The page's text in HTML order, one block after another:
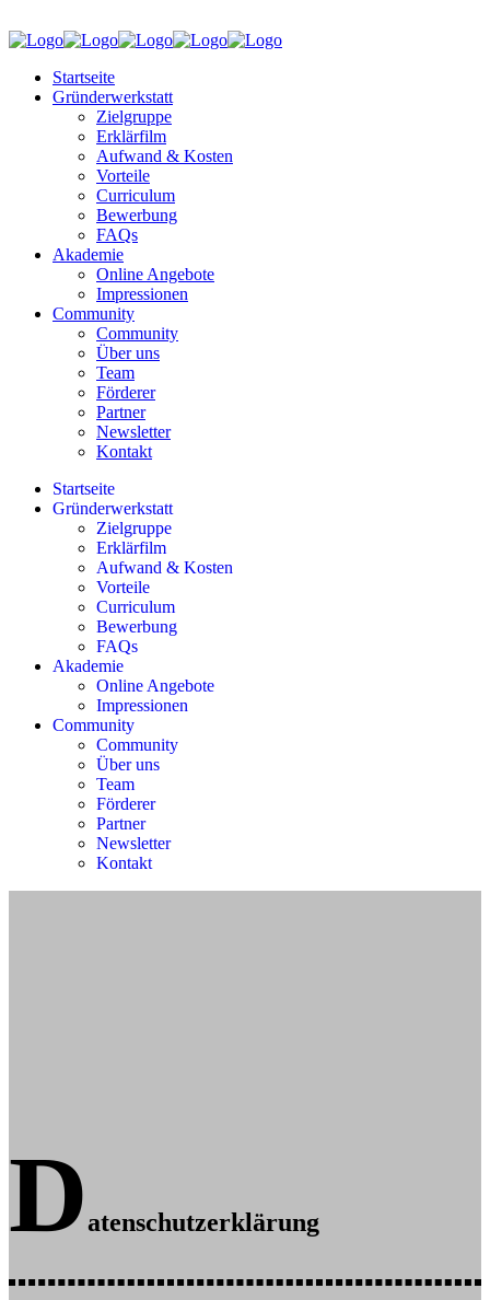
Startseite
Gründerwerkstatt
Zielgruppe
Erklärfilm
Aufwand & Kosten
Vorteile
Curriculum
Bewerbung
FAQs
Akademie
Online Angebote
Impressionen
Community
Community
Über uns
Team
Förderer
Partner
Newsletter
Kontakt
Startseite
Gründerwerkstatt
Zielgruppe
Erklärfilm
Aufwand & Kosten
Vorteile
Curriculum
Bewerbung
FAQs
Akademie
Online Angebote
Impressionen
Community
Community
Über uns
Team
Förderer
Partner
Newsletter
Kontakt
Datenschutzerklärung